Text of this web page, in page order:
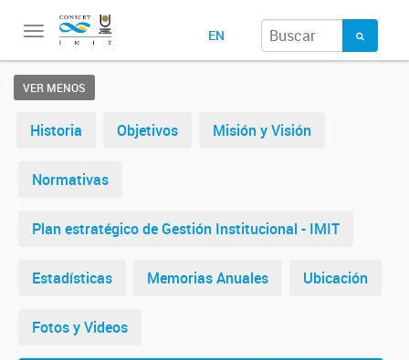
Toggle
EN
VER MENOS
Historia Objetivos Misión y Visión
Normativas
Plan estratégico de Gestión Institucional - IMIT
Estadísticas Memorias Anuales Ubicación
Fotos y Videos